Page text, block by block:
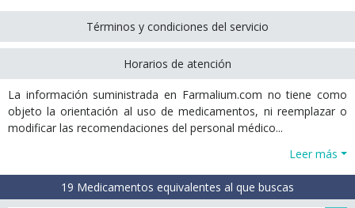
Términos y condiciones del servicio
Horarios de atención
La información suministrada en Farmalium.com no tiene como
objeto la orientación al uso de medicamentos, ni reemplazar o
modificar las recomendaciones del personal médico...
Leer más
19 Medicamentos equivalentes al que buscas